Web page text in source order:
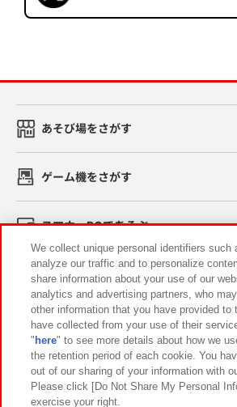
あそび場をさがす
ゲーム機をさがす
スマホ・PCであそぶ
イベント・キャンペーン
関連会社 サステナビリティ
プライバシーポリシー ウェブアクセシビ
お取引先さまとともに
We collect unique personal identifiers such
analyze our traffic and to personalize
share information about your use of our
analytics and advertising partners, who
other information that you have provided to
have collected from your use of their
" here" to see more details about how we
the retention period of each cookie. You
out of our sharing of your information with
Please click [Do Not Share My Personal
exercise your right.